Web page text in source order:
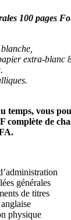
100 pages
extra-blanc
temps, vous
complète de
générales
de titres
physique